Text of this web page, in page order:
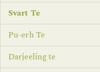
Svart Te
Pu-erh Te
Darjeeling te